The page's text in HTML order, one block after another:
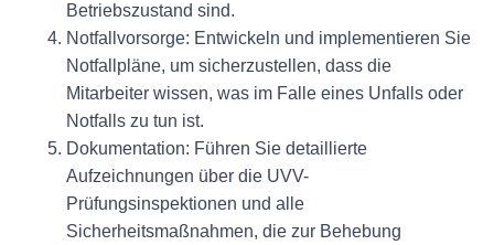
Betriebszustand sind.
Notfallvorsorge: Entwickeln und implementieren Sie
Notfallpläne, um sicherzustellen, dass die
Mitarbeiter wissen, was im Falle eines Unfalls oder
Notfalls zu tun ist.
Dokumentation: Führen Sie detaillierte
Aufzeichnungen über die UVV-
Prüfungsinspektionen und alle
Sicherheitsmaßnahmen, die zur Behebung